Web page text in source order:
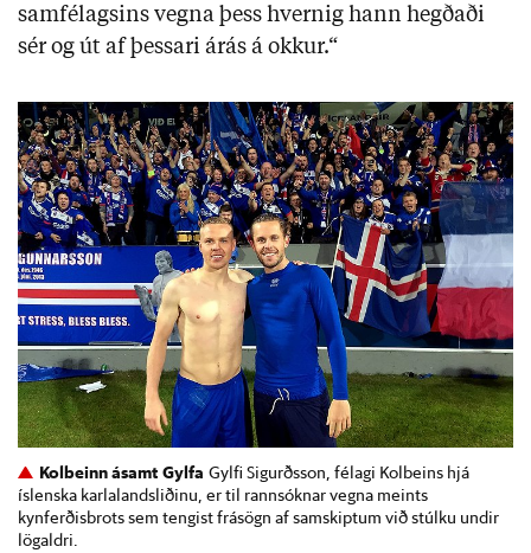
samfélagsins vegna þess hvernig hann hegðaði
sér og út af þessari árás á okkur.“
Kolbeinn ásamt Gylfa Gylfi Sigurðsson, félagi Kolbeins hjá
íslenska karlalandsliðinu, er til rannsóknar vegna meints
kynferðisbrots sem tengist frásögn af samskiptum við stúlku undir
lögaldri.